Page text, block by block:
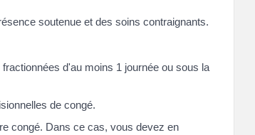
soutenue et des soins contraignants.
d'au moins 1 journée ou sous la
de congé.
congé. Dans ce cas, vous devez en